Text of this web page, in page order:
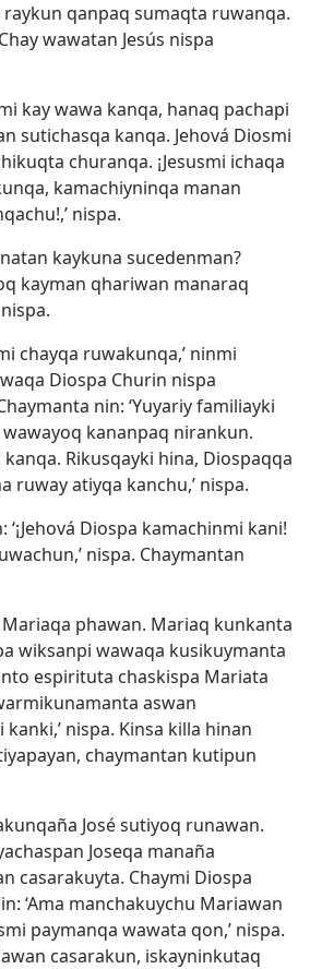
qanpaq sumaqta ruwanqa.
wawatan Jesús nispa
kay wawa kanqa, hanaq pachapi
sutichasqa kanqa. Jehová Diosmi
churanqa. ¡Jesusmi ichaqa
kamachiyninqa manan
nispa.
kaykuna sucedenman?
kayman qhariwan manaraq
chayqa ruwakunqa,’ ninmi
Diospa Churin nispa
nin: ‘Yuyariy familiayki
wawayoq kananpaq nirankun.
Rikusqayki hina, Diospaqqa
ruway atiyqa kanchu,’ nispa.
Diospa kamachinmi kani!
nispa. Chaymantan
phawan. Mariaq kunkanta
wiksanpi wawaqa kusikuymanta
espirituta chaskispa Mariata
aswan
nispa. Kinsa killa hinan
chaymantan kutipun
José sutiyoq runawan.
Joseqa manaña
casarakuyta. Chaymi Diospa
‘Ama manchakuychu Mariawan
paymanqa wawata qon,’ nispa.
casarakun, iskayninkutaq